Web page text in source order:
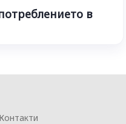
в
Контакти